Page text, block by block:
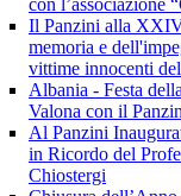
con l’associazione
Il Panzini alla
memoria e
vittime innocenti
Albania - Festa
Valona con il
Al Panzini
in Ricordo del
Chiostergi